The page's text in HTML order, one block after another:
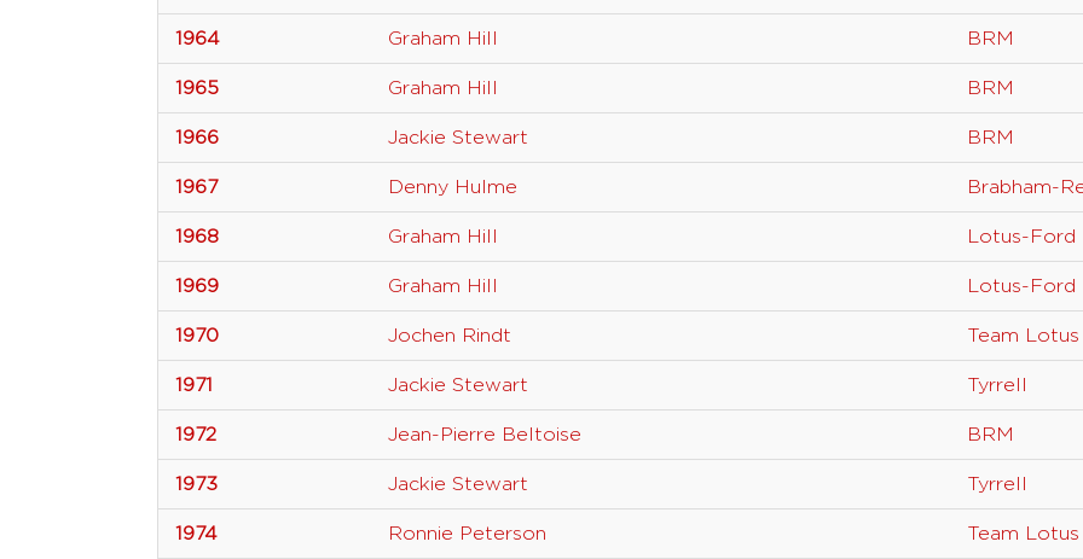
1964 Graham Hill BRM
1965 Graham Hill BRM
1966 Jackie Stewart BRM
1967 Denny Hulme Brabham-
1968 Graham Hill Lotus-Ford
1969 Graham Hill Lotus-Ford
1970 Jochen Rindt Team Lotus
1971 Jackie Stewart Tyrrell
1972 Jean-Pierre Beltoise BRM
1973 Jackie Stewart Tyrrell
1974 Ronnie Peterson Team Lotus